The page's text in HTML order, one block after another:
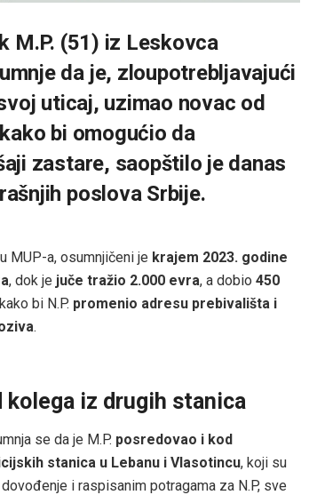
M.P. (51) iz Leskovca
da je, zloupotrebljavajući
uticaj, uzimao novac od
bi omogućio da
zastare, saopštilo je danas
poslova Srbije.
MUP-a, osumnjičeni je krajem 2023. godine
, dok je juče tražio 2.000 evra, a dobio 450
bi N.P. promenio adresu prebivališta i
.
kolega iz drugih stanica
se da je M.P. posredovao i kod
stanica u Lebanu i Vlasotincu, koji su
i raspisanim potragama za N.P, sve